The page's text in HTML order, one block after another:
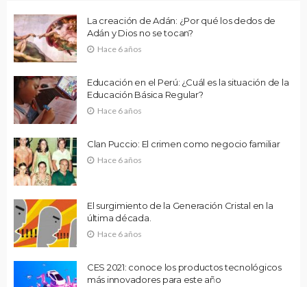
La creación de Adán: ¿Por qué los dedos de
Adán y Dios no se tocan?
Hace 6 años
Educación en el Perú: ¿Cuál es la situación de la
Educación Básica Regular?
Hace 6 años
Clan Puccio: El crimen como negocio familiar
Hace 6 años
El surgimiento de la Generación Cristal en la
última década.
Hace 6 años
CES 2021: conoce los productos tecnológicos
más innovadores para este año